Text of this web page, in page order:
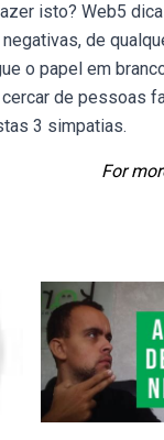
isto? Web5
de
o papel em
de pessoas
3 simpatias.
For